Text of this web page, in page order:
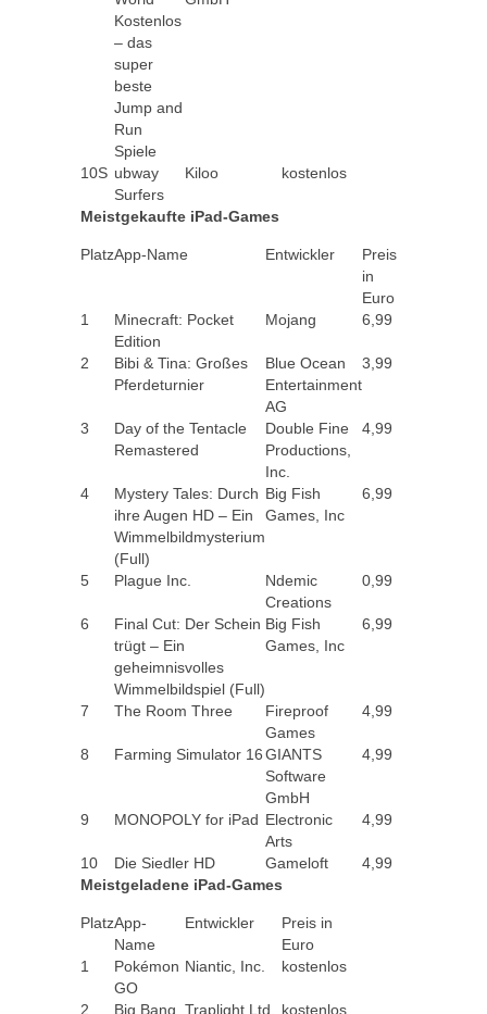
Kostenlos
– das
super
beste
Jump and
Run
Spiele
10S ubway
Surfers
Kiloo kostenlos
Meistgekaufte iPad-Games
PlatzApp-Name Entwickler
Preis
in
Euro
1
Minecraft: Pocket
Edition
Mojang 6,99
2
Bibi & Tina: Großes
Pferdeturnier
Blue Ocean
Entertainment
AG
3,99
3
Day of the Tentacle
Remastered
Double Fine
Productions,
Inc.
4,99
4
Mystery Tales: Durch
ihre Augen HD – Ein
Wimmelbildmysterium
(Full)
Big Fish
Games, Inc
6,99
5 Plague Inc.
Ndemic
Creations
0,99
6
Final Cut: Der Schein
trügt – Ein
geheimnisvolles
Wimmelbildspiel (Full)
Big Fish
Games, Inc
6,99
7 The Room Three
Fireproof
Games
4,99
8 Farming Simulator 16GIANTS
Software
GmbH
4,99
9 MONOPOLY for iPad Electronic
Arts
4,99
10 Die Siedler HD Gameloft
4,99
Meistgeladene iPad-Games
PlatzApp-
Name
Entwickler
Preis in
Euro
1
Pokémon
GO
Niantic, Inc. kostenlos
2
Big Bang Traplight Ltd. kostenlos